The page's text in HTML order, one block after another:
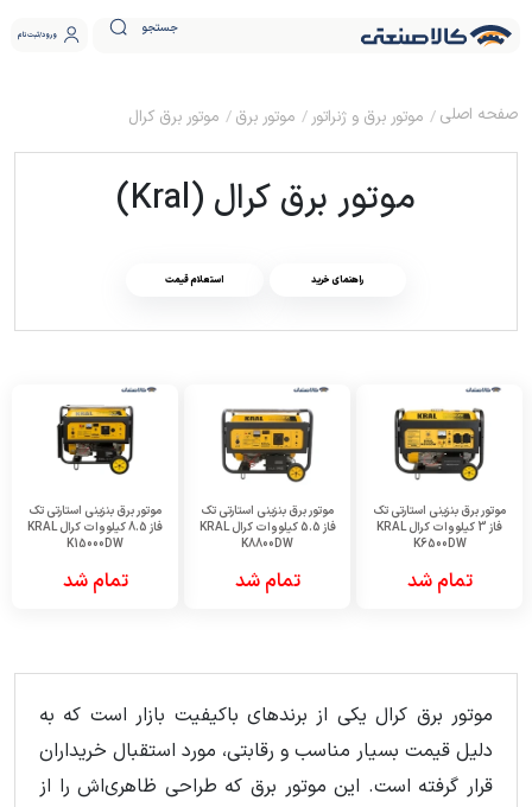
جستجو ورود ثبت نام
موتور برق و ژنراتور موتور برق موتور برق کرال
موتور برق کرال (Kral)
راهنمای خرید استعلام قیمت
موتور برق بنزینی استارتی تک
فاز 3 کیلووات کرال KRAL
K6500DW
تمام شد
موتور برق بنزینی استارتی تک
فاز 5.5 کیلووات کرال KRAL
K8800DW
تمام شد
موتور برق بنزینی استارتی تک
فاز 8.5 کیلووات کرال KRAL
K15000DW
تمام شد
موتور برق کرال یکی از برندهای باکیفیت بازار است که به
دلیل قیمت بسیار مناسب و رقابتی، مورد استقبال خریداران
قرار گرفته است. این موتور برق که طراحی ظاهری‌اش را از